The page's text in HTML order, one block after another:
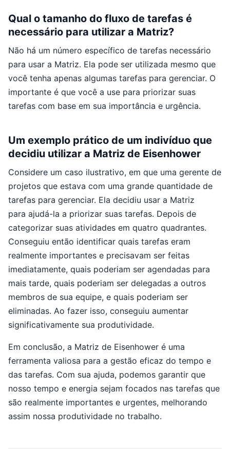
Qual o tamanho do fluxo de tarefas é
necessário para utilizar a Matriz?
Não há um número específico de tarefas necessário
para usar a Matriz. Ela pode ser utilizada mesmo que
você tenha apenas algumas tarefas para gerenciar. O
importante é que você a use para priorizar suas
tarefas com base em sua importância e urgência.
Um exemplo prático de um indivíduo que
decidiu utilizar a Matriz de Eisenhower
Considere um caso ilustrativo, em que uma gerente de
projetos que estava com uma grande quantidade de
tarefas para gerenciar. Ela decidiu usar a Matriz
para ajudá-la a priorizar suas tarefas. Depois de
categorizar suas atividades em quatro quadrantes.
Conseguiu então identificar quais tarefas eram
realmente importantes e precisavam ser feitas
imediatamente, quais poderiam ser agendadas para
mais tarde, quais poderiam ser delegadas a outros
membros de sua equipe, e quais poderiam ser
eliminadas. Ao fazer isso, conseguiu aumentar
significativamente sua produtividade.
Em conclusão, a Matriz de Eisenhower é uma
ferramenta valiosa para a gestão eficaz do tempo e
das tarefas. Com sua ajuda, podemos garantir que
nosso tempo e energia sejam focados nas tarefas que
são realmente importantes e urgentes, melhorando
assim nossa produtividade no trabalho.